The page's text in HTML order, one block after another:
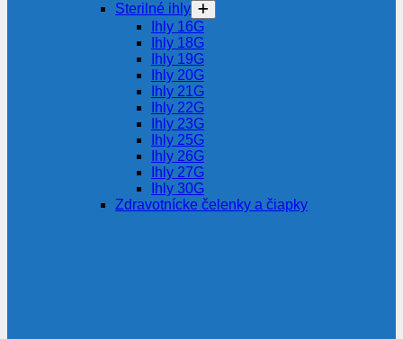
Sterilné ihly
Ihly 16G
Ihly 18G
Ihly 19G
Ihly 20G
Ihly 21G
Ihly 22G
Ihly 23G
Ihly 25G
Ihly 26G
Ihly 27G
Ihly 30G
Zdravotnícke čelenky a čiapky